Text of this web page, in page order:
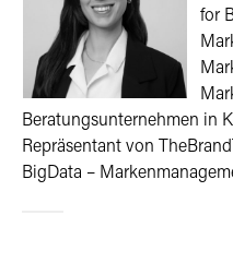
for
Beratungsunternehmen in
Repräsentant von
BigData –